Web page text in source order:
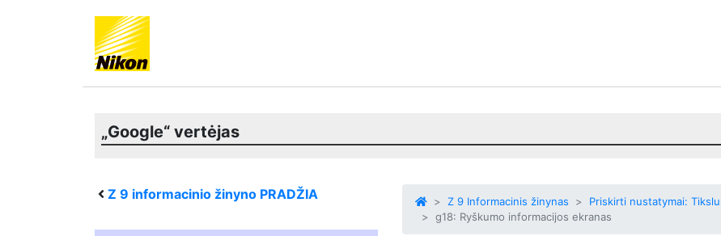
„Google“ vertėjas
Z 9 informacinio žinyno PRADŽIA Z 9 Informacinis žinynas
Priskirti nustatymai:
g18: Ryškumo informacijos ekranas